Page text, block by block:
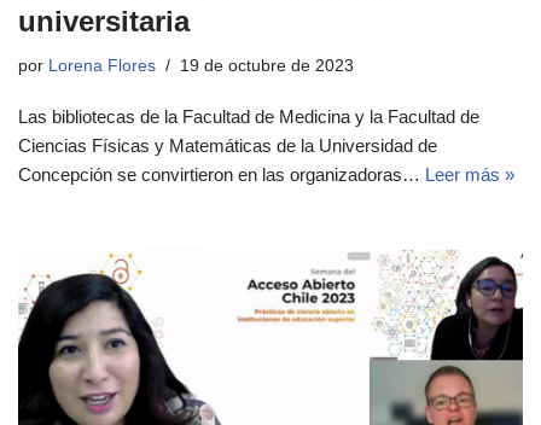
universitaria
por Lorena Flores 19 de octubre de 2023
Las bibliotecas de la Facultad de Medicina y la Facultad de
Ciencias Físicas y Matemáticas de la Universidad de
Concepción se convirtieron en las organizadoras… Leer más »